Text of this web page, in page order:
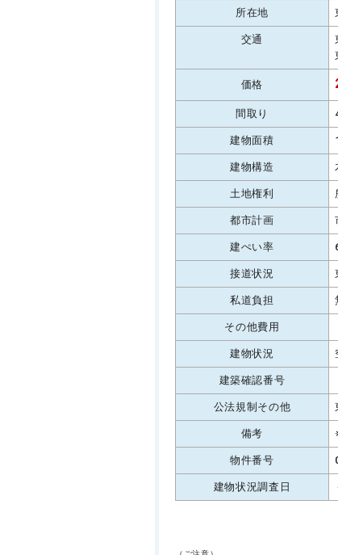
所在地
交通
価格
間取り
建物面積
建物構造
土地権利
都市計画
建ぺい率
接道状況
私道負担
その他費用
建物状況
建築確認番号
公法規制その他
備考
物件番号
建物状況調査日